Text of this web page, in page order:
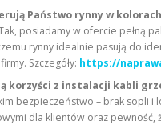
Państwo rynny w
posiadamy w ofercie pełną
rynny idealnie pasują do
Szczegóły: https://
korzyści z instalacji kabli
bezpieczeństwo – brak sopli i
dla klientów oraz pewność,